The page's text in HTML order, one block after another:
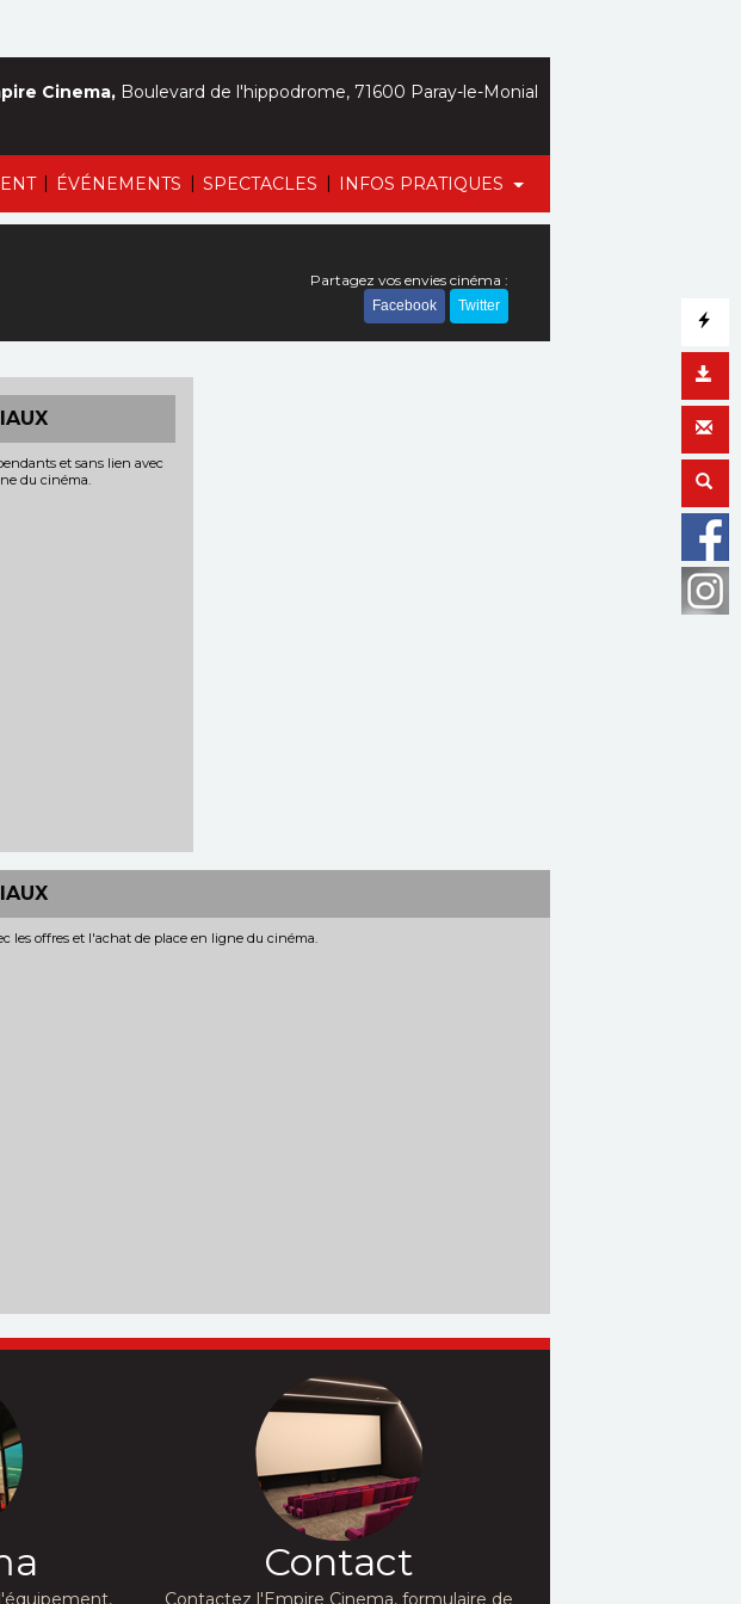
| ÉVÉNEMENTS | SPECTACLES | INFOS PRATIQUES
Cinema, Boulevard de l'hippodrome, 71600 Paray-le-Monial
Partagez vos envies cinéma :
Facebook Twitter
et sans lien avec
du cinéma.
les offres et l'achat de place en ligne du cinéma.
Contact
Contactez l'Empire Cinema, formulaire de